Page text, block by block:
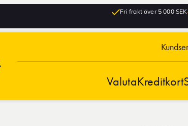
Fri frakt över 5 000 SEK
ValutaKreditkort